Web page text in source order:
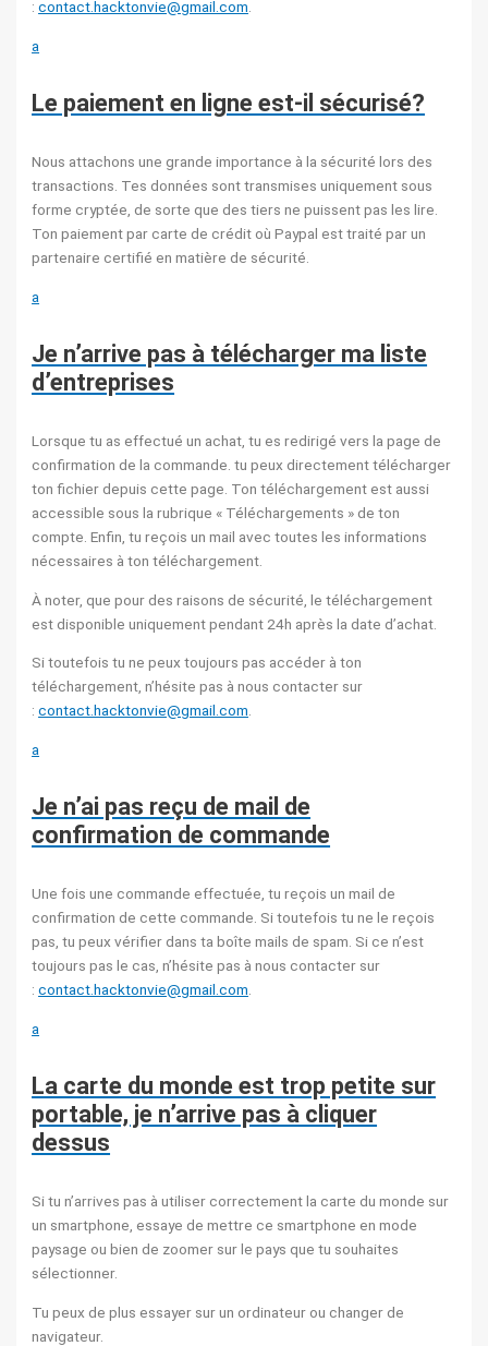
:contact.hacktonvie@gmail.com.
a
Le paiement en ligne est-il sécurisé?
Nous attachons une grande importance à la sécurité lors des
transactions. Tes données sont transmises uniquement sous
forme cryptée, de sorte que des tiers ne puissent pas les lire.
Ton paiement par carte de crédit où Paypal est traité par un
partenaire certifié en matière de sécurité.
a
Je n’arrive pas à télécharger ma liste
d’entreprises
Lorsque tu as effectué un achat, tu es redirigé vers la page de
confirmation de la commande. tu peux directement télécharger
ton fichier depuis cette page. Ton téléchargement est aussi
accessible sous la rubrique « Téléchargements » de ton
compte. Enfin, tu reçois un mail avec toutes les informations
nécessaires à ton téléchargement.
À noter, que pour des raisons de sécurité, le téléchargement
est disponible uniquement pendant 24h après la date d’achat.
Si toutefois tu ne peux toujours pas accéder à ton
téléchargement, n’hésite pas à nous contacter sur
:contact.hacktonvie@gmail.com.
a
Je n’ai pas reçu de mail de
confirmation de commande
Une fois une commande effectuée, tu reçois un mail de
confirmation de cette commande. Si toutefois tu ne le reçois
pas, tu peux vérifier dans ta boîte mails de spam. Si ce n’est
toujours pas le cas, n’hésite pas à nous contacter sur
:contact.hacktonvie@gmail.com.
a
La carte du monde est trop petite sur
portable, je n’arrive pas à cliquer
dessus
Si tu n’arrives pas à utiliser correctement la carte du monde sur
un smartphone, essaye de mettre ce smartphone en mode
paysage ou bien de zoomer sur le pays que tu souhaites
sélectionner.
Tu peux de plus essayer sur un ordinateur ou changer de
navigateur.